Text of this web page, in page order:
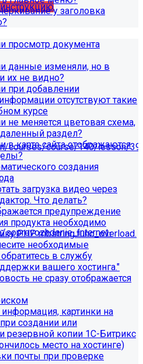
сайта:
courses/course/140/lesson/
регламента выполнения
поддерживать сайт в
специалистов, вы можете
поддержку нам:
получаете команду
мы берём на себя
работоспособности,
снижаем риски простоев и
тратить время и бюджет на
специалистов.
сервера
у заголовка
просмотр документа
данные изменяли, но в
их не видно?
при добавлении
отсутствуют такие
курсе
не меняется цветовая схема,
раздел?
в карте сайта отображаются
создания
загрузка видео через
Что делать?
предупреждение
продукта необходимо
PHP mbstring.func_overload.
необходимые
в службу
вашего хостинга."
не сразу отображается
информация, картинки на
создании или
резервной копии 1С-Битрикс
место на хостинге)
почты при проверке